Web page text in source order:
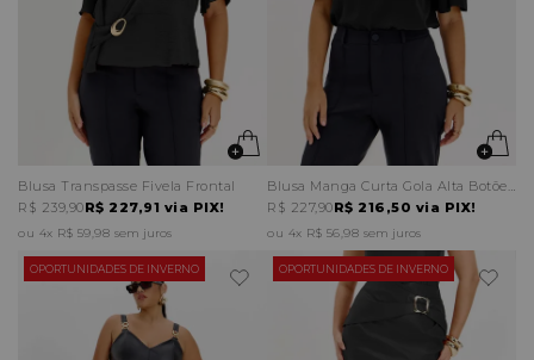
Blusa Transpasse Fivela Frontal
R$ 227,91 via PIX!
R$ 239,90
4x R$ 59,98 sem juros
Blusa Manga Curta Gola Alta Botões Ombro
R$ 216,50 via PIX!
R$ 227,90
4x R$ 56,98 sem juros
OPORTUNIDADES DE INVERNO OPORTUNIDADES DE INVERNO